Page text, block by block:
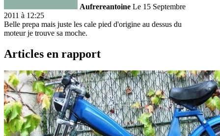
Aufrereantoine Le 15 Septembre
2011 à 12:25
Belle prepa mais juste les cale pied d'origine au dessus du
moteur je trouve sa moche.
Articles en rapport